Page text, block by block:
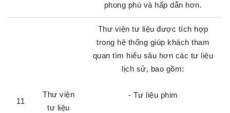
phong phú và hấp dẫn hơn.
11
Thư viện
tư liệu
Thư viện tư liệu được tích hợp
trong hệ thống giúp khách tham
quan tìm hiểu sâu hơn các tư liệu
lịch sử, bao gồm:
- Tư liệu phim